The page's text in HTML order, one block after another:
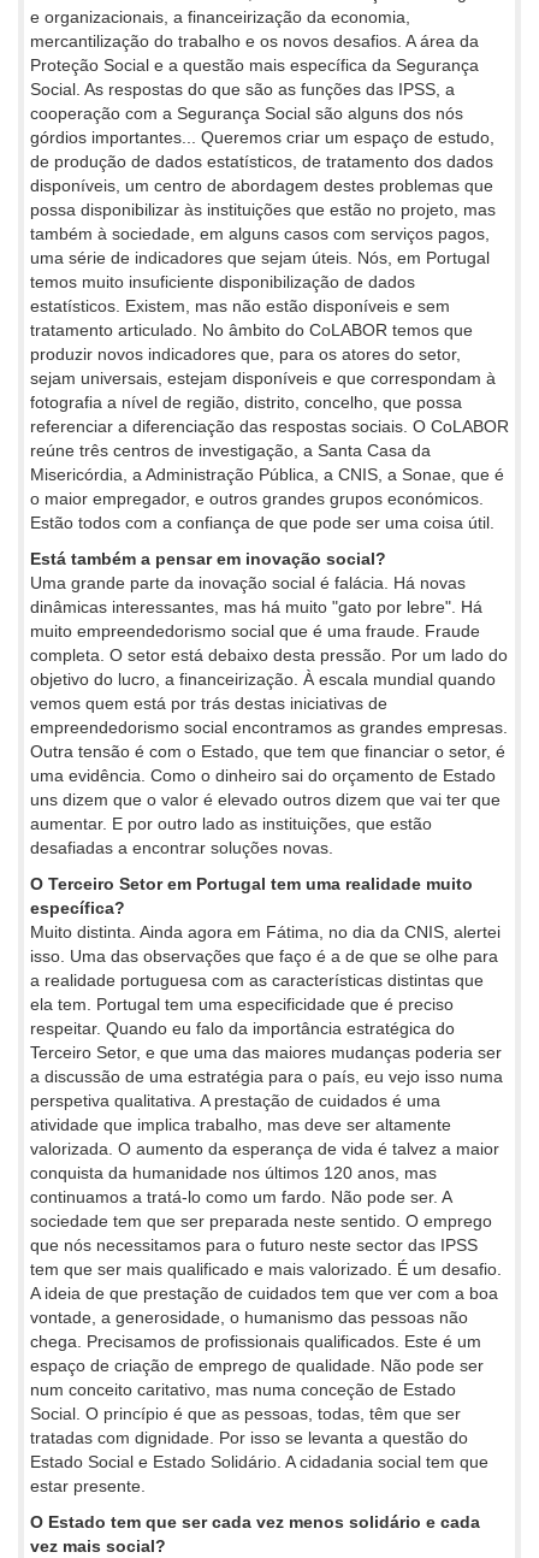
e organizacionais, a financeirização da economia,
mercantilização do trabalho e os novos desafios. A área da
Proteção Social e a questão mais específica da Segurança
Social. As respostas do que são as funções das IPSS, a
cooperação com a Segurança Social são alguns dos nós
górdios importantes... Queremos criar um espaço de estudo,
de produção de dados estatísticos, de tratamento dos dados
disponíveis, um centro de abordagem destes problemas que
possa disponibilizar às instituições que estão no projeto, mas
também à sociedade, em alguns casos com serviços pagos,
uma série de indicadores que sejam úteis. Nós, em Portugal
temos muito insuficiente disponibilização de dados
estatísticos. Existem, mas não estão disponíveis e sem
tratamento articulado. No âmbito do CoLABOR temos que
produzir novos indicadores que, para os atores do setor,
sejam universais, estejam disponíveis e que correspondam à
fotografia a nível de região, distrito, concelho, que possa
referenciar a diferenciação das respostas sociais. O CoLABOR
reúne três centros de investigação, a Santa Casa da
Misericórdia, a Administração Pública, a CNIS, a Sonae, que é
o maior empregador, e outros grandes grupos económicos.
Estão todos com a confiança de que pode ser uma coisa útil.
Está também a pensar em inovação social?
Uma grande parte da inovação social é falácia. Há novas
dinâmicas interessantes, mas há muito "gato por lebre". Há
muito empreendedorismo social que é uma fraude. Fraude
completa. O setor está debaixo desta pressão. Por um lado do
objetivo do lucro, a financeirização. À escala mundial quando
vemos quem está por trás destas iniciativas de
empreendedorismo social encontramos as grandes empresas.
Outra tensão é com o Estado, que tem que financiar o setor, é
uma evidência. Como o dinheiro sai do orçamento de Estado
uns dizem que o valor é elevado outros dizem que vai ter que
aumentar. E por outro lado as instituições, que estão
desafiadas a encontrar soluções novas.
O Terceiro Setor em Portugal tem uma realidade muito
específica?
Muito distinta. Ainda agora em Fátima, no dia da CNIS, alertei
isso. Uma das observações que faço é a de que se olhe para
a realidade portuguesa com as características distintas que
ela tem. Portugal tem uma especificidade que é preciso
respeitar. Quando eu falo da importância estratégica do
Terceiro Setor, e que uma das maiores mudanças poderia ser
a discussão de uma estratégia para o país, eu vejo isso numa
perspetiva qualitativa. A prestação de cuidados é uma
atividade que implica trabalho, mas deve ser altamente
valorizada. O aumento da esperança de vida é talvez a maior
conquista da humanidade nos últimos 120 anos, mas
continuamos a tratá-lo como um fardo. Não pode ser. A
sociedade tem que ser preparada neste sentido. O emprego
que nós necessitamos para o futuro neste sector das IPSS
tem que ser mais qualificado e mais valorizado. É um desafio.
A ideia de que prestação de cuidados tem que ver com a boa
vontade, a generosidade, o humanismo das pessoas não
chega. Precisamos de profissionais qualificados. Este é um
espaço de criação de emprego de qualidade. Não pode ser
num conceito caritativo, mas numa conceção de Estado
Social. O princípio é que as pessoas, todas, têm que ser
tratadas com dignidade. Por isso se levanta a questão do
Estado Social e Estado Solidário. A cidadania social tem que
estar presente.
O Estado tem que ser cada vez menos solidário e cada
vez mais social?